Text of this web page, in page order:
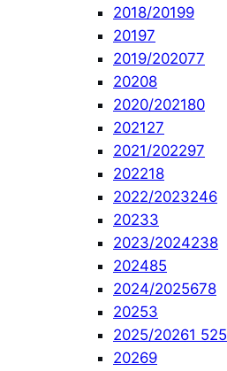
2018/20199
20197
2019/202077
20208
2020/202180
202127
2021/202297
202218
2022/2023246
20233
2023/2024238
202485
2024/2025678
20253
2025/20261 525
20269